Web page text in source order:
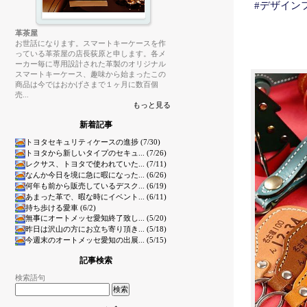
革茶屋
お世話になります。スマートキーケースを作
っている革茶屋の店長荻原と申します。各メ
ーカー毎に専用設計された革製のオリジナル
スマートキーケース、趣味から始まったこの
商品は今ではおかげさまで１ヶ月に数百個
売...
もっと見る
新着記事
トヨタセキュリティケースの進捗 (7/30)
トヨタから新しいタイプのセキュ... (7/26)
レクサス、トヨタで使われていた... (7/11)
なんか今日を境に急に暇になった... (6/26)
何年も前から販売しているデスク... (6/19)
あまった革で、暇な時にイベント... (6/11)
持ち歩ける愛車 (6/2)
無事にオートメッセ愛知終了致し... (5/20)
昨日は沢山の方にお立ち寄り頂き... (5/18)
今週末のオートメッセ愛知の出展... (5/15)
記事検索
検索語句
#デザイン